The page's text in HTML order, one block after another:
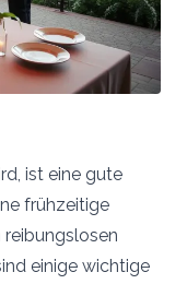
ist eine gute
frühzeitige
reibungslosen
einige wichtige